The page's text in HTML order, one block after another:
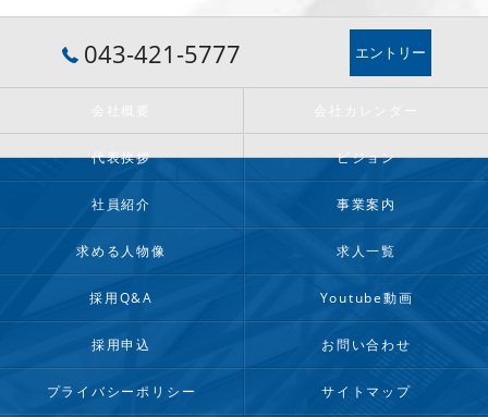
043-421-5777 エントリー
代表挨拶 ビジョン
社員紹介 事業案内
求める人物像 求人一覧
採用Q&A Youtube動画
採用申込 お問い合わせ
プライバシーポリシー サイトマップ